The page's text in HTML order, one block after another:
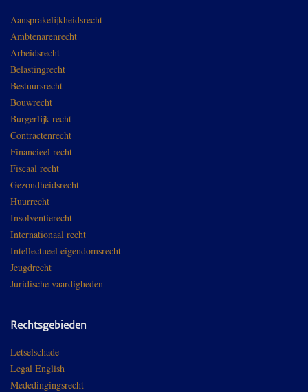
Aansprakelijkheidsrecht
Ambtenarenrecht
Arbeidsrecht
Belastingrecht
Bestuursrecht
Bouwrecht
Burgerlijk recht
Contractenrecht
Financieel recht
Fiscaal recht
Gezondheidsrecht
Huurrecht
Insolventierecht
Internationaal recht
Intellectueel eigendomsrecht
Jeugdrecht
Juridische vaardigheden
Rechtsgebieden
Letselschade
Legal English
Mededingingsrecht